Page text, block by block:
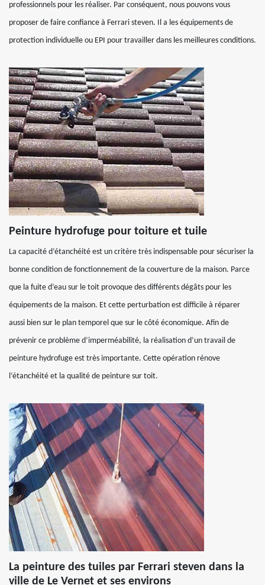
professionnels pour les réaliser. Par conséquent, nous pouvons vous
proposer de faire confiance à Ferrari steven. Il a les équipements de
protection individuelle ou EPI pour travailler dans les meilleures conditions.
Peinture hydrofuge pour toiture et tuile
La capacité d’étanchéité est un critère très indispensable pour sécuriser la
bonne condition de fonctionnement de la couverture de la maison. Parce
que la fuite d’eau sur le toit provoque des différents dégâts pour les
équipements de la maison. Et cette perturbation est difficile à réparer
aussi bien sur le plan temporel que sur le côté économique. Afin de
prévenir ce problème d’imperméabilité, la réalisation d’un travail de
peinture hydrofuge est très importante. Cette opération rénove
l’étanchéité et la qualité de peinture sur toit.
La peinture des tuiles par Ferrari steven dans la
ville de Le Vernet et ses environs